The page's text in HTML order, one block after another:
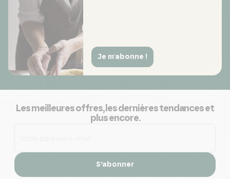
Je m'abonne !
Les meilleures offres, les dernières tendances et
plus encore.
S’abonner